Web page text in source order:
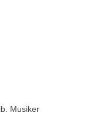
Musiker